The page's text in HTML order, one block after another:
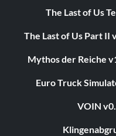
The Last of Us
The Last of Us Part II
Mythos der Reiche
Euro Truck
VOIN